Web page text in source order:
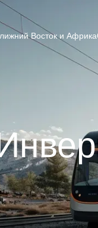
Восток и Африка